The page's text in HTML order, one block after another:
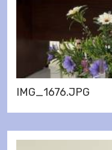
IMG_1676.JPG